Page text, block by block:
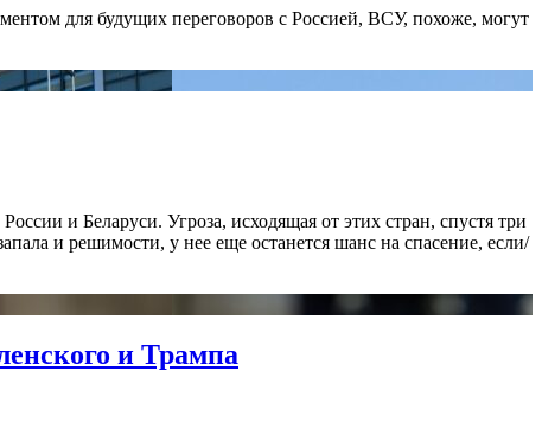
для будущих переговоров с Россией, ВСУ, похоже, могут
и Беларуси. Угроза, исходящая от этих стран, спустя три
и решимости, у нее еще останется шанс на спасение, если/
и Трампа